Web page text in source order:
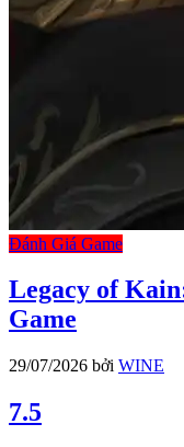
Đánh Giá Game
Legacy of
Game
29/07/2026 bởi WINE
7.5